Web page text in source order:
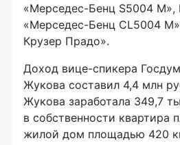
«Мерседес-Бенц S5004 M»,
«Мерседес-Бенц CL5004
Крузер Прадо».
Доход вице-спикера
Жукова составил 4,4 млн
Жукова заработала 349,7
в собственности квартира
жилой дом площадью 420